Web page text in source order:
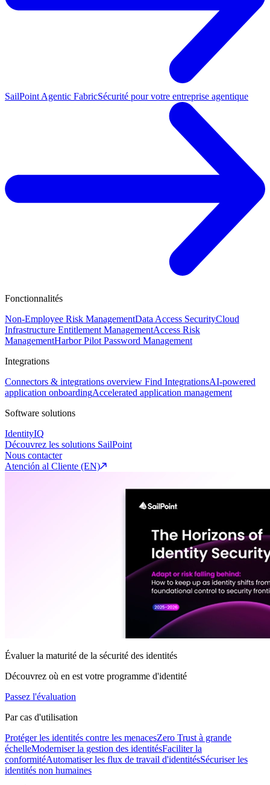
SailPoint Agentic FabricSécurité pour votre entreprise agentique
Fonctionnalités
Non-Employee Risk ManagementData Access SecurityCloud
Infrastructure Entitlement ManagementAccess Risk
ManagementHarbor Pilot Password Management
Integrations
Connectors & integrations overview Find IntegrationsAI-powered
application onboardingAccelerated application management
Software solutions
IdentityIQ
Découvrez les solutions SailPoint
Nous contacter
Atención al Cliente (EN)
Évaluer la maturité de la sécurité des identités
Découvrez où en est votre programme d'identité
Passez l'évaluation
Par cas d'utilisation
Protéger les identités contre les menacesZero Trust à grande
échelleModerniser la gestion des identitésFaciliter la
conformitéAutomatiser les flux de travail d'identitésSécuriser les
identités non humaines